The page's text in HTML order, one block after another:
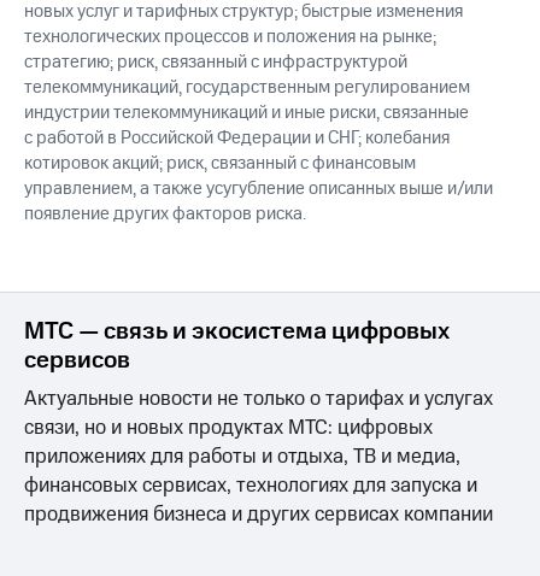
новых услуг и тарифных структур; быстрые изменения
технологических процессов и положения на рынке;
стратегию; риск, связанный с инфраструктурой
телекоммуникаций, государственным регулированием
индустрии телекоммуникаций и иные риски, связанные
с работой в Российской Федерации и СНГ; колебания
котировок акций; риск, связанный с финансовым
управлением, а также усугубление описанных выше и/или
появление других факторов риска.
МТС — связь и экосистема цифровых
сервисов
Актуальные новости не только о тарифах и услугах
связи, но и новых продуктах МТС: цифровых
приложениях для работы и отдыха, ТВ и медиа,
финансовых сервисах, технологиях для запуска и
продвижения бизнеса и других сервисах компании